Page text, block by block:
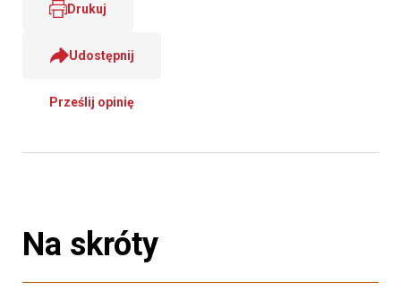
Drukuj
Udostępnij
Prześlij opinię
Na skróty